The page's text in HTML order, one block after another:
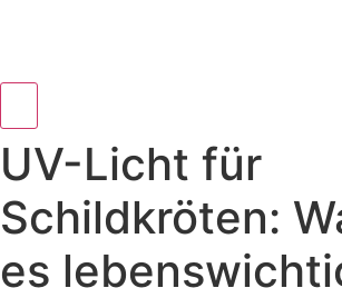
UV-Licht für
Schildkröten:
es